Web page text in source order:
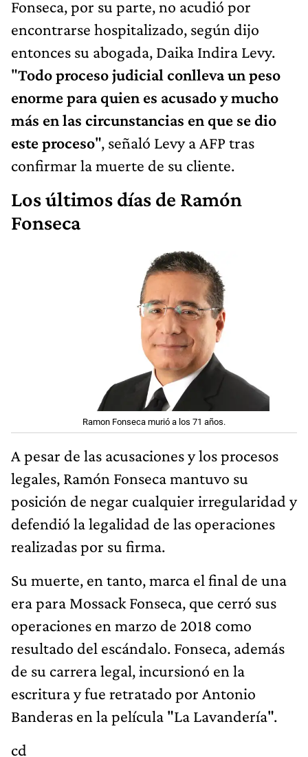
Fonseca, por su parte, no acudió por
encontrarse hospitalizado, según dijo
entonces su abogada, Daika Indira Levy.
"Todo proceso judicial conlleva un peso
enorme para quien es acusado y mucho
más en las circunstancias en que se dio
este proceso", señaló Levy a AFP tras
confirmar la muerte de su cliente.
Los últimos días de Ramón
Fonseca
Ramon Fonseca murió a los 71 años.
A pesar de las acusaciones y los procesos
legales, Ramón Fonseca mantuvo su
posición de negar cualquier irregularidad y
defendió la legalidad de las operaciones
realizadas por su firma.
Su muerte, en tanto, marca el final de una
era para Mossack Fonseca, que cerró sus
operaciones en marzo de 2018 como
resultado del escándalo. Fonseca, además
de su carrera legal, incursionó en la
escritura y fue retratado por Antonio
Banderas en la película "La Lavandería".
cd